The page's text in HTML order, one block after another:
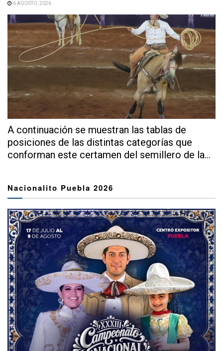
6 AGOSTO, 2026
A continuación se muestran las tablas de
posiciones de las distintas categorías que
conforman este certamen del semillero de la...
Nacionalito Puebla 2026